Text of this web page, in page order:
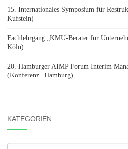
15. Internationales Symposium für
Kufstein)
Fachlehrgang „KMU-Berater für
Köln)
20. Hamburger AIMP Forum Interim
(Konferenz | Hamburg)
KATEGORIEN